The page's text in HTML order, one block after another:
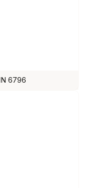
6796